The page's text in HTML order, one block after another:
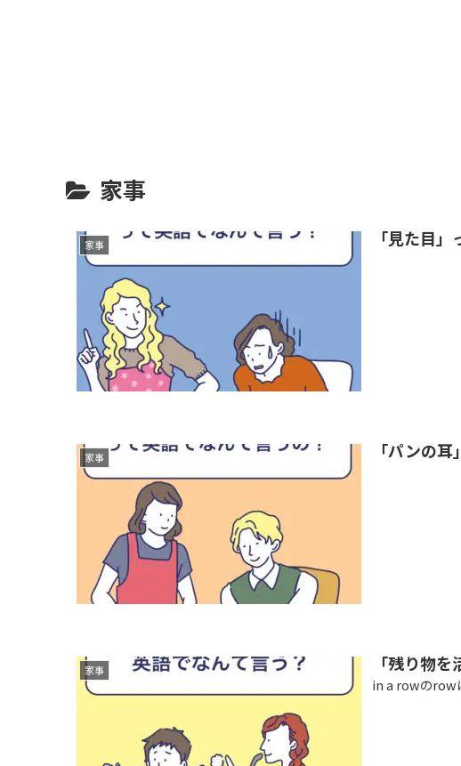
家事
家事 「見た目
家事 「パンの
家事 「残り物
in a rowのrow